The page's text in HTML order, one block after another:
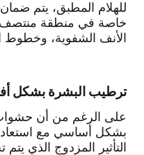
للهلام المطبق، يتم ضمان
خاصة في منطقة منتصف
الأنف الشفوية، وخطوط
ترطيب البشرة بشكل
على الرغم من أن
بشكل أساسي مع استعادة
التأثير المزدوج الذي